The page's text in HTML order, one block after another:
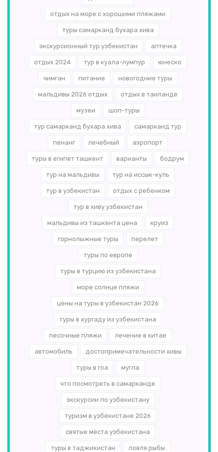
отдых на море с хорошими пляжами
туры самарканд бухара хива
экскурсионный тур узбекистан аптечка
отдых 2024 тур в куала-лумпур юнеско
чимган питание новогодние туры
мальдивы 2026 отдых отдых в таиланде
музеи шоп-туры
тур самарканд бухара хива самарканд тур
пенанг лечебный аэропорт
туры в египет ташкент варианты бодрум
тур на мальдивы тур на иссык-куль
тур в узбекистан отдых с ребенком
тур в хиву узбекистан
мальдивы из ташкента цена круиз
горнолыжные туры перелет
туры по европе
туры в турцию из узбекистана
море солнце пляжи
цены на туры в узбекистан 2026
туры в хургаду из узбекистана
песочные пляжи лечение в китае
автомобиль достопримечательности хивы
туры в гоа мугла
что посмотреть в самарканде
экскурсии по узбекистану
туризм в узбекистане 2026
святые места узбекистана
туры в таджикистан ловля рыбы